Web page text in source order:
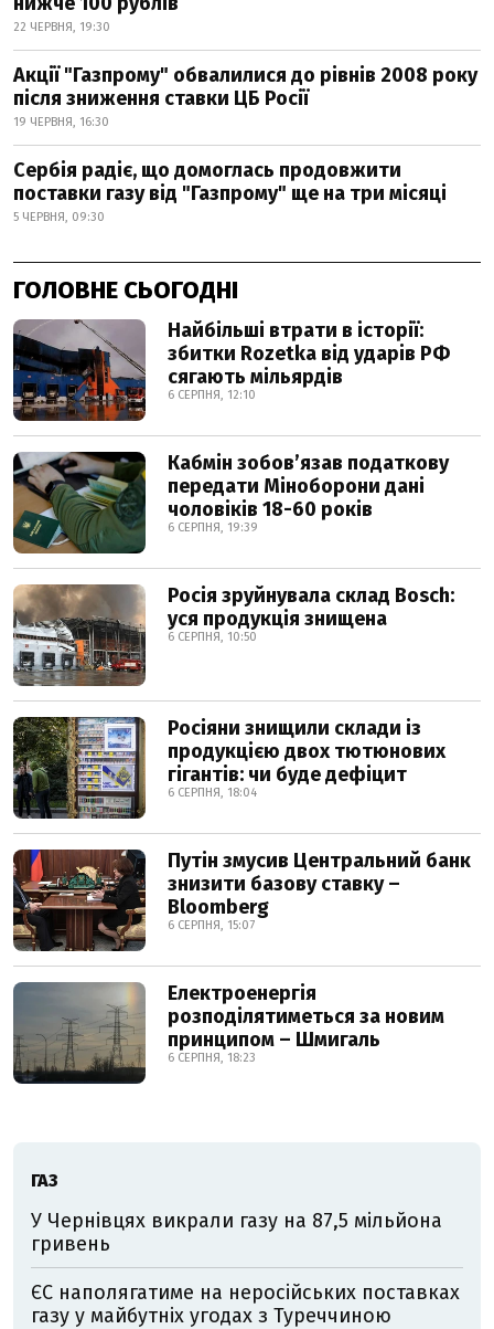
22 ЧЕРВНЯ, 19:30
Акції "Газпрому" обвалилися до рівнів 2008 року
після зниження ставки ЦБ Росії
19 ЧЕРВНЯ, 16:30
Сербія радіє, що домоглась продовжити
поставки газу від "Газпрому" ще на три місяці
5 ЧЕРВНЯ, 09:30
ГОЛОВНЕ СЬОГОДНІ
Найбільші втрати в історії:
збитки Rozetka від ударів РФ
сягають мільярдів
6 СЕРПНЯ, 12:10
Кабмін зобовʼязав податкову
передати Міноборони дані
чоловіків 18-60 років
6 СЕРПНЯ, 19:39
Росія зруйнувала склад Bosch:
уся продукція знищена
6 СЕРПНЯ, 10:50
Росіяни знищили склади із
продукцією двох тютюнових
гігантів: чи буде дефіцит
6 СЕРПНЯ, 18:04
Путін змусив Центральний банк
знизити базову ставку –
Bloomberg
6 СЕРПНЯ, 15:07
Електроенергія
розподілятиметься за новим
принципом – Шмигаль
6 СЕРПНЯ, 18:23
ГАЗ
У Чернівцях викрали газу на 87,5 мільйона
гривень
ЄС наполягатиме на неросійських поставках
газу у майбутніх угодах з Туреччиною